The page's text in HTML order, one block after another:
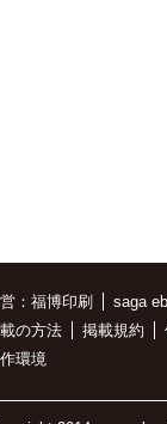
：福博印刷 saga
の方法
掲載規約
環境